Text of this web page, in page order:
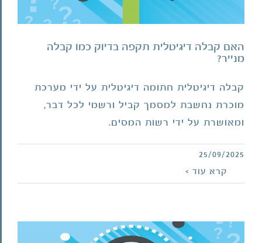
האם קבלה דיגיטלית תקפה בדיוק כמו קבלה
מנייר?
קבלה דיגיטלית חתומה דיגיטלית על ידי מערכת
מוכרת נחשבת למסמך קביל ורשמי לכל דבר,
ומאושרת על ידי רשות המסים.
25/09/2025
קרא עוד >
מהי מטרת החתימה הדיגיטלית על הקבלות